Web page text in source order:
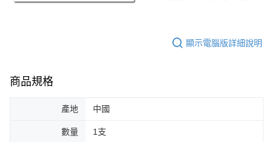
顯示電腦版詳細說明
商品規格
產地 中國
數量 1支